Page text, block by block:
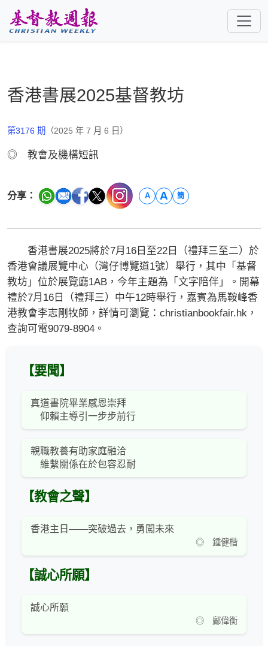
香港書展2025基督教坊
第3176 期 （2025 年 7 月 6 日）
◎ 教會及機構短訊
分享： A A 簡
香港書展2025將於7月16日至22日（禮拜三至二）於
香港會議展覽中心（灣仔博覽道1號）舉行，其中「基督
教坊」位於展覽廳1AB，今年主題為「文字陪伴」。開幕
禮於7月16日（禮拜三）中午12時舉行，嘉賓為馬鞍峰香
港教會李志剛牧師，詳情可瀏覽：christianbookfair.hk，
查詢可電9079-8904。
【要聞】
真道書院畢業感恩崇拜
仰賴主導引一步步前行
親職教養有助家庭融洽
維繫關係在於包容忍耐
【教會之聲】
香港主日——突破過去，勇闖未來
◎ 鍾健楷
【誠心所願】
誠心所願
◎ 鄺偉衡